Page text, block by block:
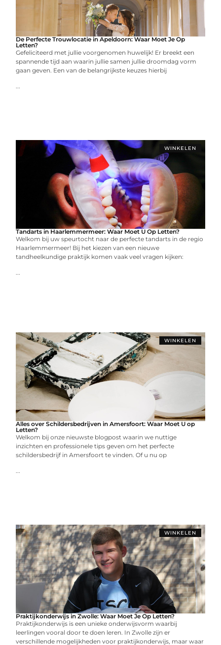
De Perfecte Trouwlocatie in Apeldoorn: Waar Moet Je Op
Letten?
Gefeliciteerd met jullie voorgenomen huwelijk! Er breekt een
spannende tijd aan waarin jullie samen jullie droomdag vorm
gaan geven. Een van de belangrijkste keuzes hierbij
...
WINKELEN
Tandarts in Haarlemmermeer: Waar Moet U Op Letten?
Welkom bij uw speurtocht naar de perfecte tandarts in de regio
Haarlemmermeer! Bij het kiezen van een nieuwe
tandheelkundige praktijk komen vaak veel vragen kijken:
...
WINKELEN
Alles over Schildersbedrijven in Amersfoort: Waar Moet U op
Letten?
Welkom bij onze nieuwste blogpost waarin we nuttige
inzichten en professionele tips geven om het perfecte
schildersbedrijf in Amersfoort te vinden. Of u nu op
...
WINKELEN
Praktijkonderwijs in Zwolle: Waar Moet Je Op Letten?
Praktijkonderwijs is een unieke onderwijsvorm waarbij
leerlingen vooral door te doen leren. In Zwolle zijn er
verschillende mogelijkheden voor praktijkonderwijs, maar waar